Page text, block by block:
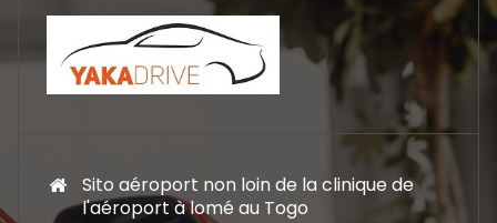
Sito aéroport non loin de la clinique de
l'aéroport à lomé au Togo